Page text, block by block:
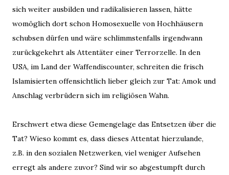
sich weiter ausbilden und radikalisieren lassen, hätte
womöglich dort schon Homosexuelle von Hochhäusern
schubsen dürfen und wäre schlimmstenfalls irgendwann
zurückgekehrt als Attentäter einer Terrorzelle. In den
USA, im Land der Waffendiscounter, schreiten die frisch
Islamisierten offensichtlich lieber gleich zur Tat: Amok und
Anschlag verbrüdern sich im religiösen Wahn.
Erschwert etwa diese Gemengelage das Entsetzen über die
Tat? Wieso kommt es, dass dieses Attentat hierzulande,
z.B. in den sozialen Netzwerken, viel weniger Aufsehen
erregt als andere zuvor? Sind wir so abgestumpft durch